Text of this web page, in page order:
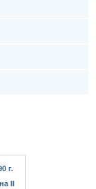
г.
II